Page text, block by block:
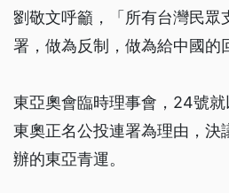
劉敬文呼籲，「所有台灣民眾
署，做為反制，做為給中國的
東亞奧會臨時理事會，24號
東奧正名公投連署為理由，決
辦的東亞青運。